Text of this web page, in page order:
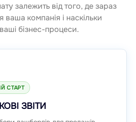
залежить від того, де зараз
ваша компанія і наскільки
бізнес-процеси.
СТАРТ
ЗВІТИ